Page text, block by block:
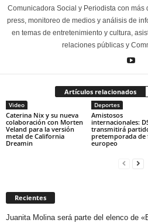
Comunicadora Social y Periodista con más
press, monitoreo de medios y análisis de
en temas de entretenimiento y cultura,
relaciones públicas y
Artículos relacionados
Video
Caterina Nix y su nueva
colaboración con Morten
Veland para la versión
metal de California
Dreamin
Deportes
Amistosos
internacionales:
transmitirá
pretemporada
europeo
Recientes
Juanita Molina será parte del elenco de